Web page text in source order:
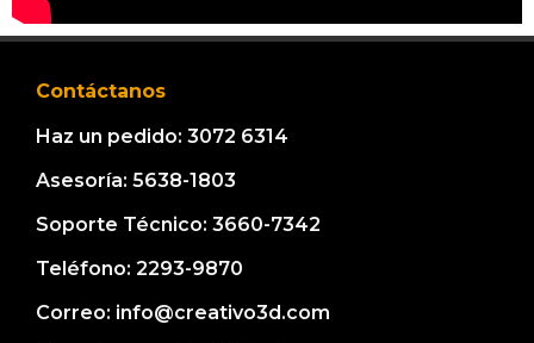
Contáctanos
Haz un pedido: 3072 6314
Asesoría: 5638-1803
Soporte Técnico: 3660-7342
Teléfono: 2293-9870
Correo: info@creativo3d.com